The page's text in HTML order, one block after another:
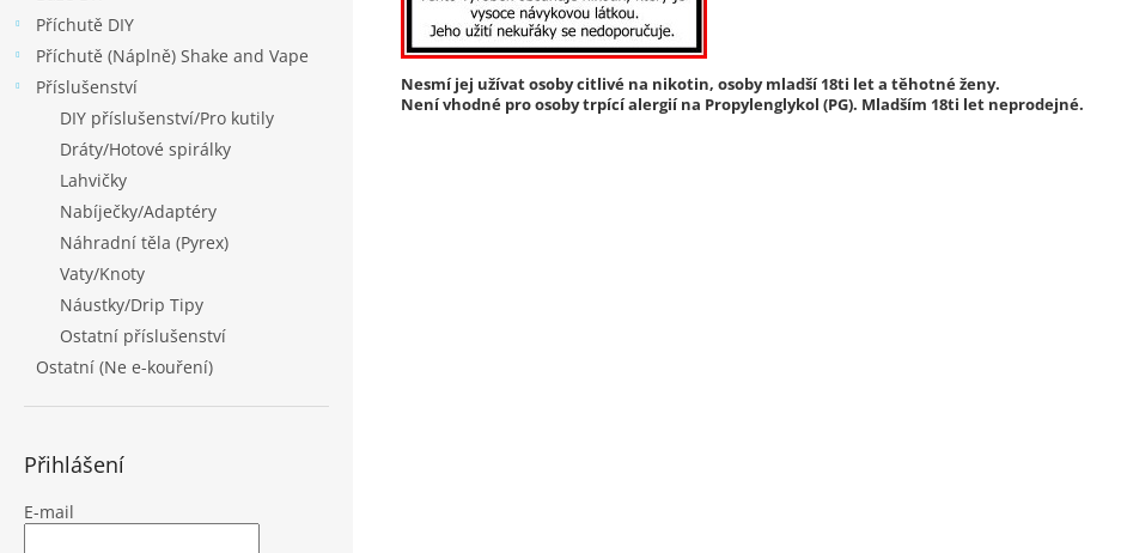
Příchutě DIY
Příchutě (Náplně) Shake and Vape
Příslušenství
DIY příslušenství/Pro kutily
Dráty/Hotové spirálky
Lahvičky
Nabíječky/Adaptéry
Náhradní těla (Pyrex)
Vaty/Knoty
Náustky/Drip Tipy
Ostatní příslušenství
Ostatní (Ne e-kouření)
Přihlášení
E-mail
Nesmí jej užívat osoby citlivé na nikotin, osoby mladší 18ti let a těhotné ženy.
Není vhodné pro osoby trpící alergií na Propylenglykol (PG). Mladším 18ti let neprodejné.